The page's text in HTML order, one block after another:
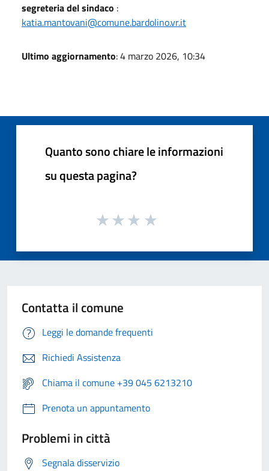
segreteria del sindaco :
katia.mantovani@comune.bardolino.vr.it
Ultimo aggiornamento: 4 marzo 2026, 10:34
Quanto sono chiare le informazioni
su questa pagina?
Contatta il comune
Leggi le domande frequenti
Richiedi Assistenza
Chiama il comune +39 045 6213210
Prenota un appuntamento
Problemi in città
Segnala disservizio